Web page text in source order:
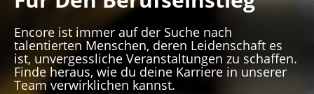
Encore ist immer auf der Suche nach
talentierten Menschen, deren Leidenschaft es
ist, unvergessliche Veranstaltungen zu schaffen.
Finde heraus, wie du deine Karriere in unserer
Team verwirklichen kannst.